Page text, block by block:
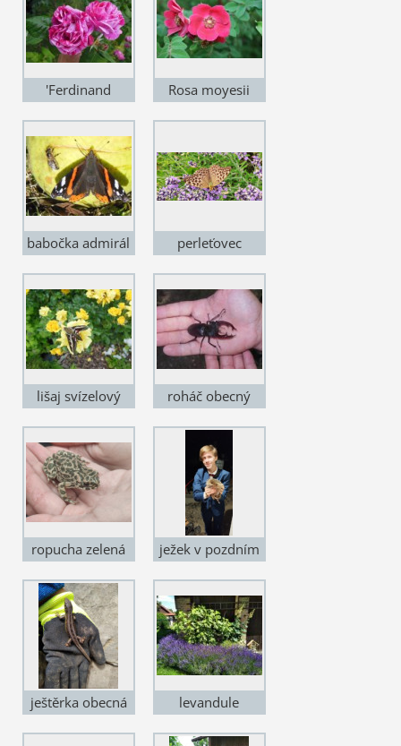
'Ferdinand
Rosa moyesii
babočka admirál
perleťovec
samička formy
valesina
lišaj svízelový roháč obecný
ropucha zelená
ježek v pozdním
zachráněný ze
silnice
ještěrka obecná
levandule